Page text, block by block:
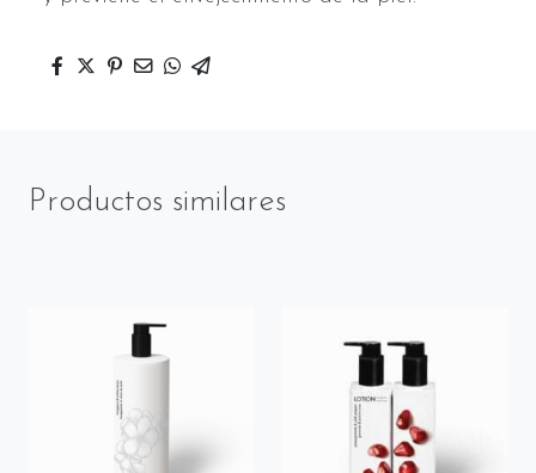
Productos similares